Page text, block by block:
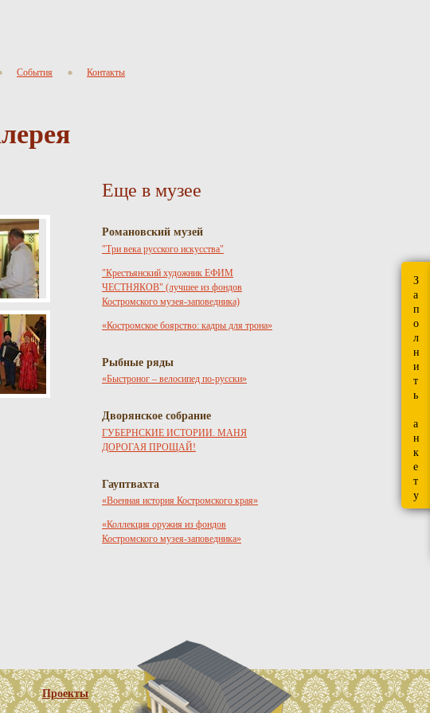
З
а
п
о
л
н
и
т
ь
а
н
к
е
т
у
События Контакты
Еще в музее
Романовский музей
"Три века русского искусства"
"Крестьянский художник ЕФИМ
ЧЕСТНЯКОВ" (лучшее из фондов
Костромского музея-заповедника)
«Костромское боярство: кадры для трона»
Рыбные ряды
«Быстроног – велосипед по-русски»
Дворянское собрание
ГУБЕРНСКИЕ ИСТОРИИ. МАНЯ
ДОРОГАЯ ПРОЩАЙ!
Гауптвахта
«Военная история Костромского края»
«Коллекция оружия из фондов
Костромского музея-заповедника»
Проекты